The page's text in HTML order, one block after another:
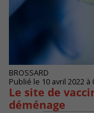
BROSSARD
Publié le 10 avril 2022 à
Le site de
déménage